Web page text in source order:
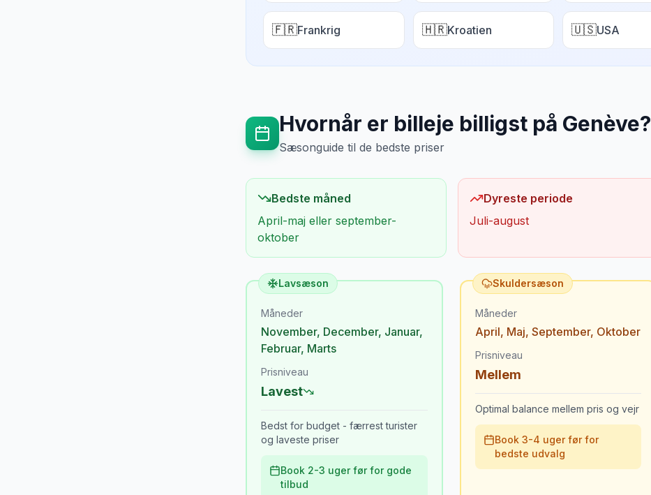
🇫🇷Frankrig 🇭🇷Kroatien 🇺🇸USA
Hvornår er billeje billigst på Genève?
Sæsonguide til de bedste priser
Bedste måned
April-maj eller september-
oktober
Dyreste periode
Juli-august
Lavsæson
Måneder
November, December, Januar,
Februar, Marts
Prisniveau
Lavest
Bedst for budget - færrest turister
og laveste priser
Book 2-3 uger før for gode
tilbud
Skuldersæson
Måneder
April, Maj, September, Oktober
Prisniveau
Mellem
Optimal balance mellem pris og vejr
Book 3-4 uger før for
bedste udvalg